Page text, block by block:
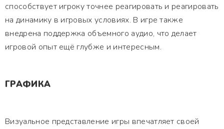
способствует игроку точнее реагировать и реагировать
на динамику в игровых условиях. В игре также
внедрена поддержка объемного аудио, что делает
игровой опыт ещё глубже и интересным.
ГРАФИКА
Визуальное представление игры впечатляет своей